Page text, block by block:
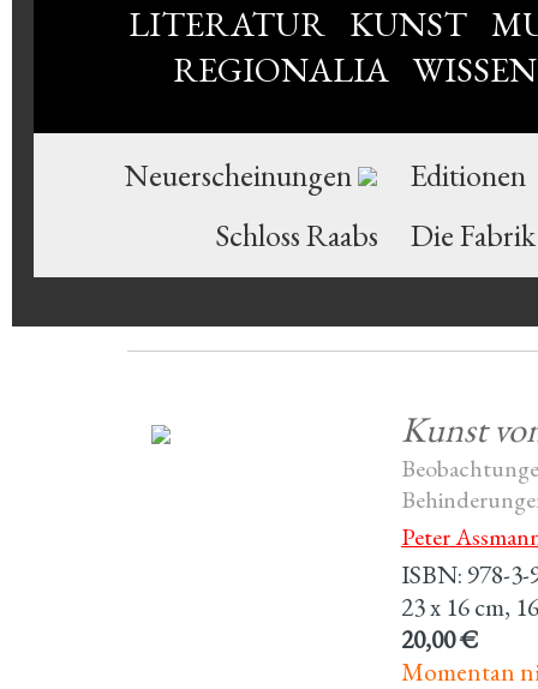
LITERATUR KUNST
REGIONALIA
Neuerscheinungen
Editionen
Schloss Raabs
Die Fabrik
Kunst
Peter
ISBN: 978-3-
23 x 16 cm,
20,00 €
Momentan